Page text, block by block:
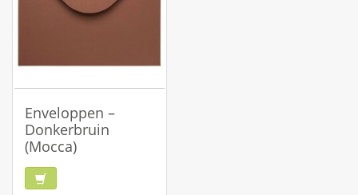
Enveloppen –
Donkerbruin
(Mocca)